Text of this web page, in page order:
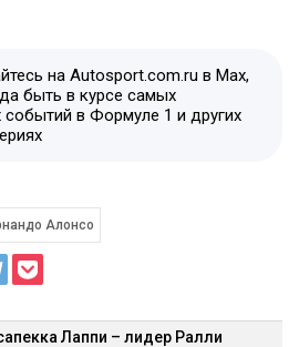
на Autosport.com.ru в Max,
быть в курсе самых
событий в Формуле 1 и других
Алонсо
Лаппи – лидер Ралли